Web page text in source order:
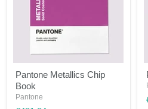
Metallics
Chip
Book
Pantone Metallics Chip
Book
Pantone